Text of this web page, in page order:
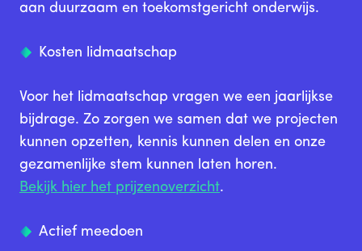
aan duurzaam en toekomstgericht onderwijs.
Kosten lidmaatschap
Voor het lidmaatschap vragen we een jaarlijkse
bijdrage. Zo zorgen we samen dat we projecten
kunnen opzetten, kennis kunnen delen en onze
gezamenlijke stem kunnen laten horen.
Bekijk hier het prijzenoverzicht.
Actief meedoen